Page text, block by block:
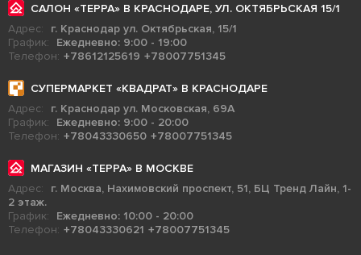
САЛОН «ТЕРРА» В КРАСНОДАРЕ, УЛ. ОКТЯБРЬСКАЯ 15/1
Адрес:
г. Краснодар ул. Октябрьская, 15/1
График:
Ежедневно: 9:00 - 19:00
Телефон: +78612125619 +78007751345
СУПЕРМАРКЕТ «КВАДРАТ» В КРАСНОДАРЕ
Адрес:
г. Краснодар ул. Московская, 69А
График:
Ежедневно: 9:00 - 20:00
Телефон: +78043330650 +78007751345
МАГАЗИН «ТЕРРА» В МОСКВЕ
Адрес:
г. Москва, Нахимовский проспект, 51, БЦ Тренд Лайн, 1-
2 этаж.
График:
Ежедневно: 10:00 - 20:00
Телефон: +78043330621 +78007751345